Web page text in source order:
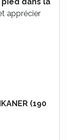
apprécier
(190